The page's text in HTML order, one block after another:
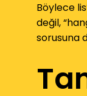
Böylece
değil,
sorusuna